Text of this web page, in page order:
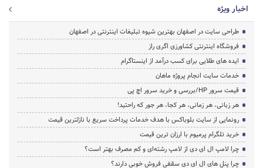
اخبار ویژه
طراحی سایت در اصفهان بهترین شیوه تبلیغات اینترنتی در اصفهان
فروشگاه اینترنتی کشاورزی اگری راز
ایده های طلایی برای کسب درآمد از اینستاگرام
خدمات سایت انجام پروژه ماهان
قیمت سرور HP/بررسی و خرید سرور اچ پی
هر زبانی، هر زمانی، هر کجا، هر جور که راحتید!
رونمایی از سایت بلوباکس با هدف خدمات پرداخت سریع با نازلترین قیمت
خرید تلگرام پرمیوم با ارزان ترین قیمت
چرا لامپ ال ای دی از لامپ رشته‌ای و کم مصرف بهتر است؟
چرا پنل های ال ای دی سقفی فروش خوبی دارند؟